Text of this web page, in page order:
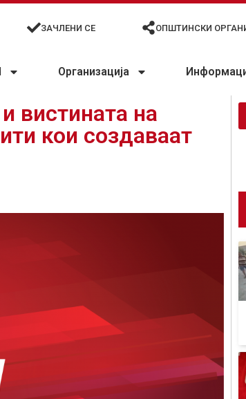
ЗАЧЛЕНИ СЕ ОПШТИНСКИ
Организација
вистината на
кои создаваат